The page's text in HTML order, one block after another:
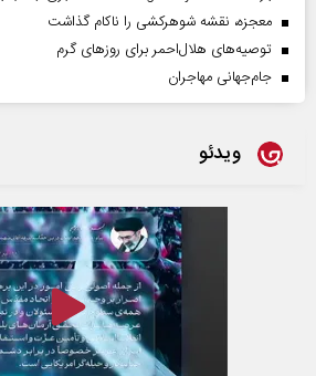
معجزه، نقشه شوهرکشی را ناکام گذاشت
توصیه‌های هلال‌احمر برای روز‌های گرم
جام‌جهانی مهاجران
ویدئو